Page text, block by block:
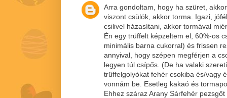
Arra gondoltam, hogy ha szüret,
viszont csülök, akkor torma. Igazi,
csilivel házasítani, akkor tormával
Én egy trüffelt képzeltem el, 60%-os
minimális barna cukorral) és frissen
annyival, hogy szépen megférjen a
legyen túl csípős. (De ha valaki
trüffelgolyókat fehér csokiba és/vagy
vonnám be. Esetleg kakaó és
Ehhez száraz Arany Sárfehér